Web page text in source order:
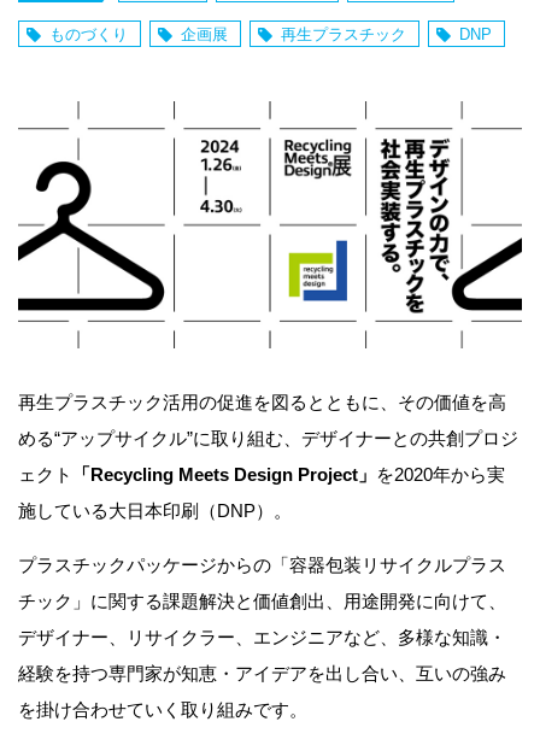
ものづくり 企画展 再生プラスチック DNP
再生プラスチック活用の促進を図るとともに、その価値を高
める“アップサイクル”に取り組む、デザイナーとの共創プロジ
ェクト
「Recycling Meets Design Project」 を2020年から実
施している大日本印刷（DNP）。
プラスチックパッケージからの「容器包装リサイクルプラス
チック」に関する課題解決と価値創出、用途開発に向けて、
デザイナー、リサイクラー、エンジニアなど、多様な知識・
経験を持つ専門家が知恵・アイデアを出し合い、互いの強み
を掛け合わせていく取り組みです。